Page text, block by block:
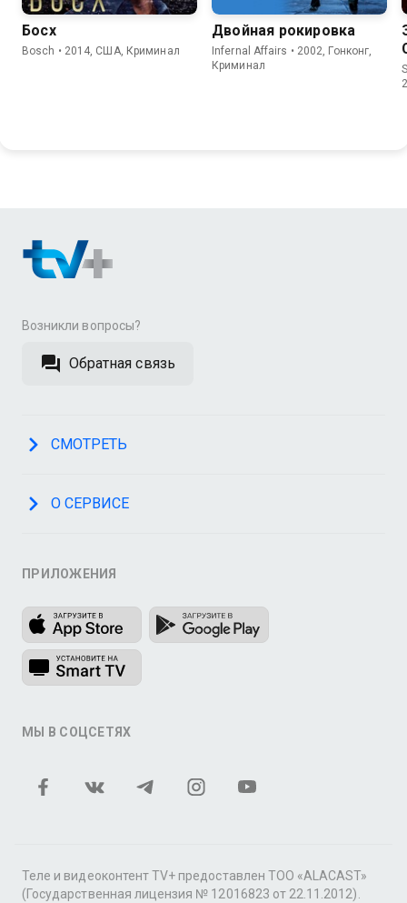
Босх
Bosch • 2014, США, Криминал
Двойная рокировка
Infernal Affairs • 2002, Гонконг,
Криминал
Возникли вопросы?
Обратная связь
СМОТРЕТЬ
О СЕРВИСЕ
ПРИЛОЖЕНИЯ
МЫ В СОЦСЕТЯХ
Теле и видеоконтент TV+ предоставлен ТОО «ALACAST»
(Государственная лицензия № 12016823 от 22.11.2012).